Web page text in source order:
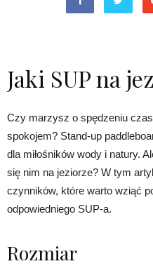
Jaki SUP na
Czy marzysz o spędzeniu
spokojem? Stand-up
dla miłośników wody i natury.
się nim na jeziorze? W tym
czynników, które warto wziąć
odpowiedniego SUP-a.
Rozmiar